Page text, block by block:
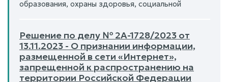
образования, охраны здоровья, социальной
Решение по делу № 2А-1728/2023 от
13.11.2023 - О признании информации,
размещенной в сети «Интернет»,
запрещенной к распространению на
территории Российской Федерации